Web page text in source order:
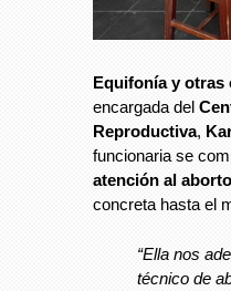
Equifonía y otras
encargada del
Reproductiva,
funcionaria se
atención al aborto
concreta hasta el
“Ella nos
técnico de